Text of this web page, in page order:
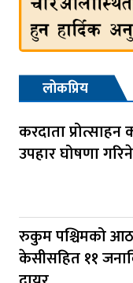
लोकप्रिय
करदाता प्रोत्साहन
उपहार घोषणा गरिने
रुकुम पश्चिमको
केसीसहित ११